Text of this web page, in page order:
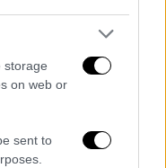
storage
on web or
sent to
γεννήσει και
Ο Παύλος
του
στην Χαριλάου
όπως